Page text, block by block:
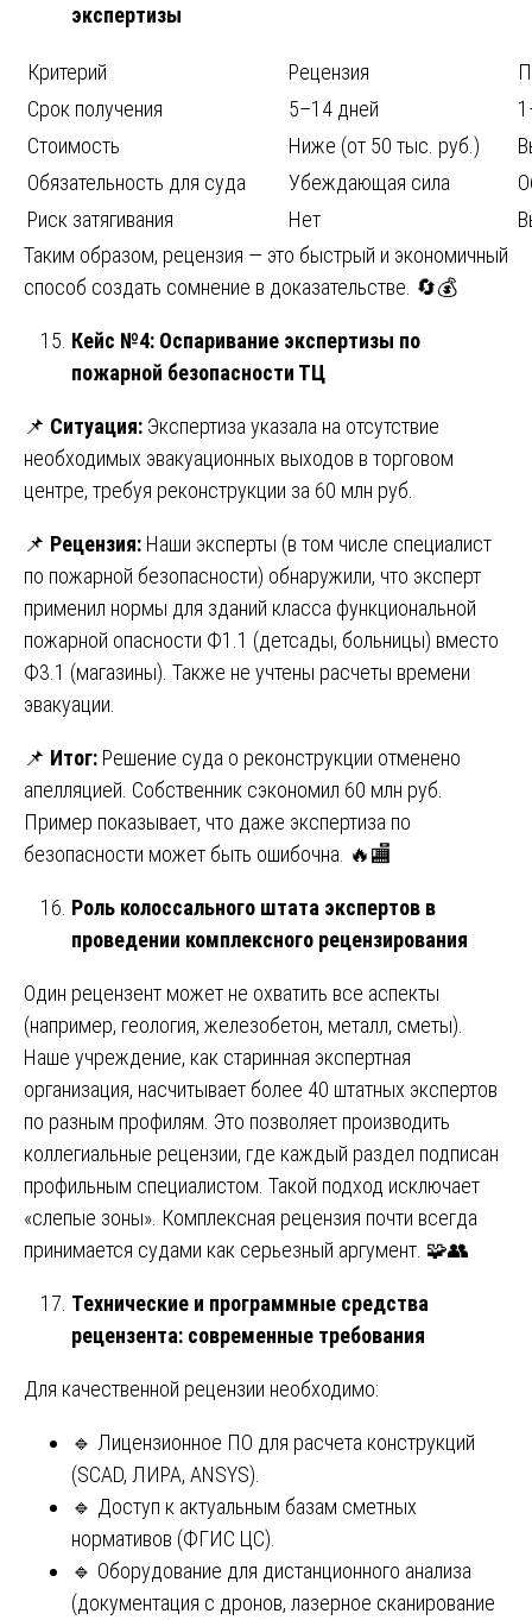
экспертизы
Критерий Рецензия
Срок получения
5–14 дней
Стоимость
Ниже (от 50 тыс. руб.)
Обязательность для суда
Убеждающая сила
Риск затягивания
Нет
Таким образом, рецензия — это быстрый и экономичный
способ создать сомнение в доказательстве. 🔄💰
Кейс №4: Оспаривание экспертизы по
пожарной безопасности ТЦ
📌 Ситуация: Экспертиза указала на отсутствие
необходимых эвакуационных выходов в торговом
центре, требуя реконструкции за 60 млн руб.
📌 Рецензия: Наши эксперты (в том числе специалист
по пожарной безопасности) обнаружили, что эксперт
применил нормы для зданий класса функциональной
пожарной опасности Ф1.1 (детсады, больницы) вместо
Ф3.1 (магазины). Также не учтены расчеты времени
эвакуации.
📌 Итог: Решение суда о реконструкции отменено
апелляцией. Собственник сэкономил 60 млн руб.
Пример показывает, что даже экспертиза по
безопасности может быть ошибочна. 🔥🏬
Роль колоссального штата экспертов в
проведении комплексного рецензирования
Один рецензент может не охватить все аспекты
(например, геология, железобетон, металл, сметы).
Наше учреждение, как старинная экспертная
организация, насчитывает более 40 штатных экспертов
по разным профилям. Это позволяет производить
коллегиальные рецензии, где каждый раздел подписан
профильным специалистом. Такой подход исключает
«слепые зоны». Комплексная рецензия почти всегда
принимается судами как серьезный аргумент. 🧩👥
Технические и программные средства
рецензента: современные требования
Для качественной рецензии необходимо:
🔹 Лицензионное ПО для расчета конструкций
(SCAD, ЛИРА, ANSYS).
🔹 Доступ к актуальным базам сметных
нормативов (ФГИС ЦС).
🔹 Оборудование для дистанционного анализа
(документация с дронов, лазерное сканирование